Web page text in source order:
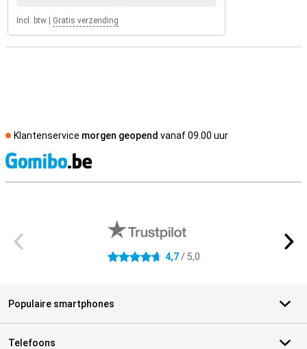
Incl. btw Gratis verzending
Klantenservice morgen geopend vanaf 09.00 uur
4.7 sterren 4,7/ 5,0
Populaire smartphones
Telefoons